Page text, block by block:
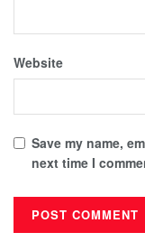
Website
Save my name,
next time I